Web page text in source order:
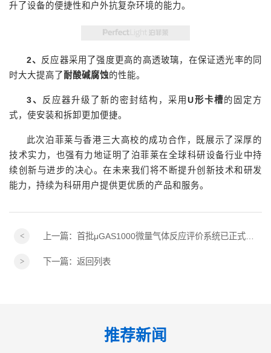
升了设备的便捷性和户外抗复杂环境的能力。
2、 反应器采用了强度更高的高透玻璃，在保证透光率的同
时大大提高了耐酸碱腐蚀的性能。
3、 反应器升级了新的密封结构，采用 U形卡槽的固定方
式，使安装和拆卸更加便捷。
此次泊菲莱与香港三大高校的成功合作，既展示了深厚的
技术实力，也强有力地证明了泊菲莱在全球科研设备行业中持
续创新与进步的决心。在未来我们将不断提升创新技术和研发
能力，持续为科研用户提供更优质的产品和服务。
上一篇： 首批μGAS1000微量气体反应评价系统已正式启用
下一篇： 返回列表
推荐新闻